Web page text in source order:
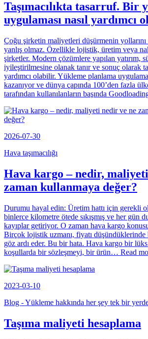
Taşımacılıkta tasarruf. Bir
uygulaması nasıl yardımcı
Çoğu şirketin maliyetleri düşürmenin yollarını
yanlış olmaz. Özellikle lojistik, üretim veya
şirketler. Modern çözümlere yapılan yatırım,
iyileştirilmesine olanak tanır ve sonuç olarak
yardımcı olabilir. Yükleme planlama
kazanıyor ve dünya çapında 100’den fazla
tarafından kullanılanların başında
2026-07-30
Hava taşımacılığı
Hava kargo – nedir,
zaman kullanmaya değer?
Durumu hayal edin: Üretim hattı için gerekli
binlerce kilometre ötede sıkışmış ve her gün
kayıplar getiriyor. O zaman hava kargo
Birçok lojistik uzmanı, fiyatı düşündüklerinde
göz ardı eder. Bu bir hata. Hava kargo bir
koşullarda bir sözleşmeyi, bir ürün… Read
2023-03-10
Blog - Yükleme hakkında her şey tek bir yerde
Taşıma maliyeti hesaplama